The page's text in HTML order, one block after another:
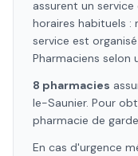
assurent un
horaires habituels :
service est
Pharmaciens selon
8 pharmacies
le-Saunier. Pour
pharmacie de
En cas d'urgence